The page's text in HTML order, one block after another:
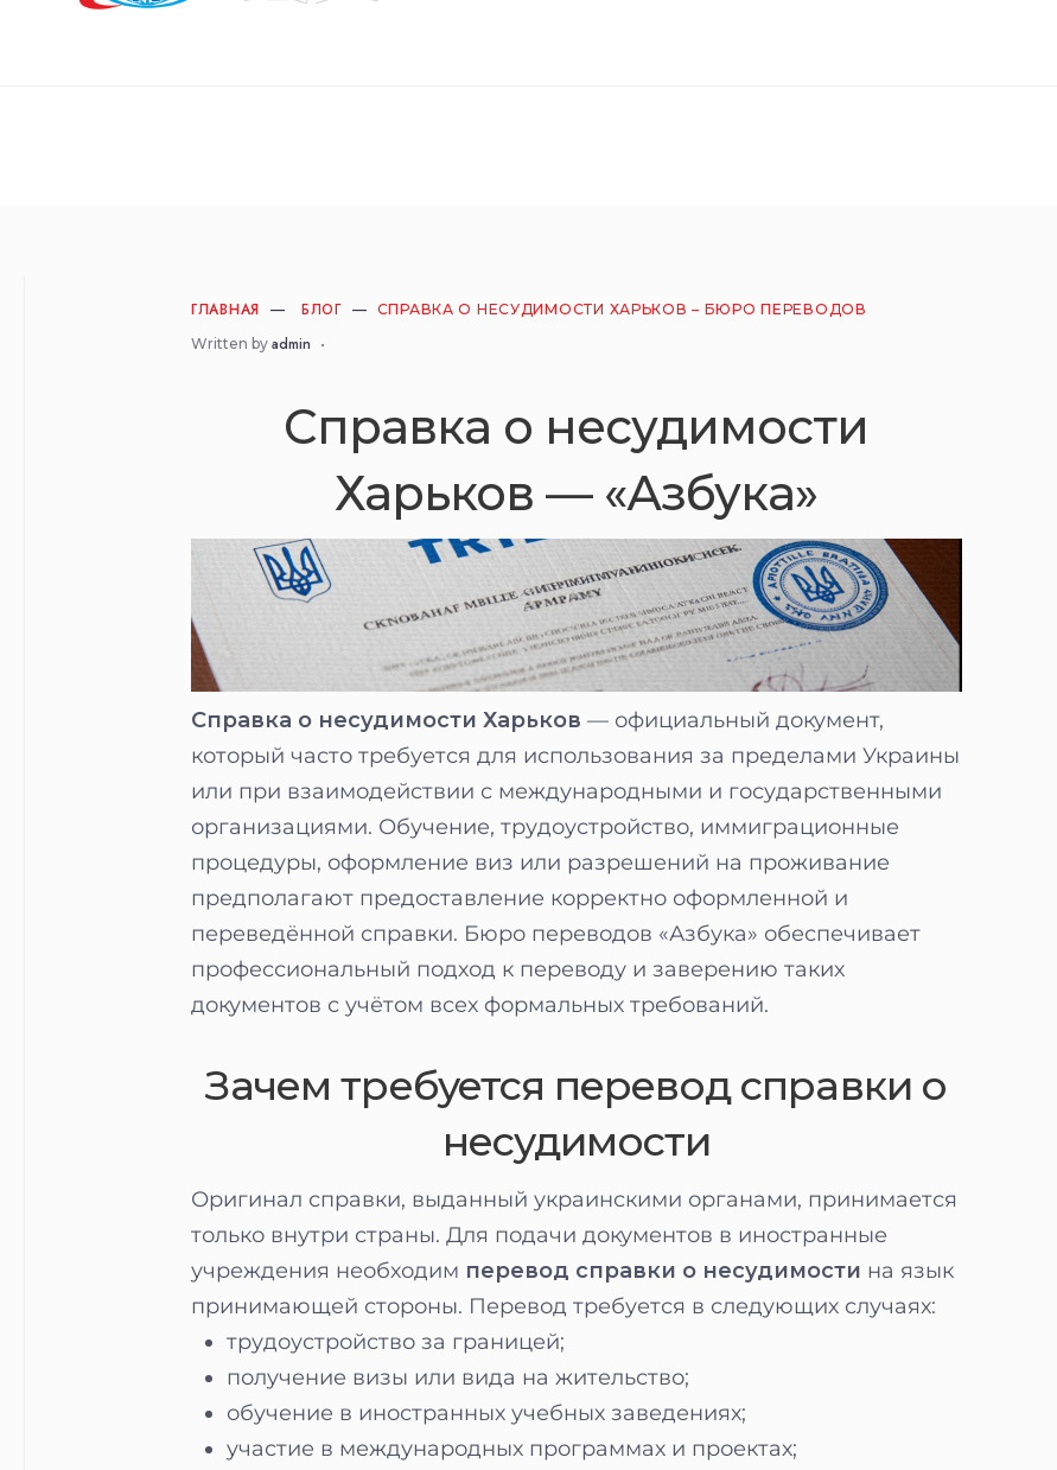
ГЛАВНАЯ БЛОГ
СПРАВКА О НЕСУДИМОСТИ ХАРЬКОВ – БЮРО ПЕРЕВОДОВ
Written by admin •
Справка о несудимости
Харьков — «Азбука»
Справка о несудимости Харьков — официальный документ,
который часто требуется для использования за пределами Украины
или при взаимодействии с международными и государственными
организациями. Обучение, трудоустройство, иммиграционные
процедуры, оформление виз или разрешений на проживание
предполагают предоставление корректно оформленной и
переведённой справки. Бюро переводов «Азбука» обеспечивает
профессиональный подход к переводу и заверению таких
документов с учётом всех формальных требований.
Зачем требуется перевод справки о
несудимости
Оригинал справки, выданный украинскими органами, принимается
только внутри страны. Для подачи документов в иностранные
учреждения необходим перевод справки о несудимости на язык
принимающей стороны. Перевод требуется в следующих случаях:
трудоустройство за границей;
получение визы или вида на жительство;
обучение в иностранных учебных заведениях;
участие в международных программах и проектах;